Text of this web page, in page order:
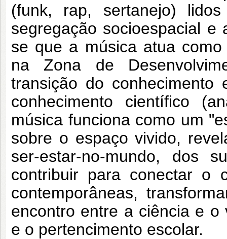
(funk, rap, sertanejo)
segregação socioespacial e
se que a música atua
na Zona de
transição do
conhecimento científico
música funciona como um
sobre o espaço vivido,
ser-estar-no-mundo, dos
contribuir para conectar o
contemporâneas,
encontro entre a ciência e
e o pertencimento escolar.